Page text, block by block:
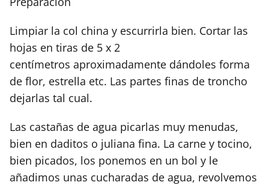
Limpiar la col china y escurrirla bien. Cortar las
hojas en tiras de 5 x 2
centímetros aproximadamente dándoles forma
de flor, estrella etc. Las partes finas de troncho
dejarlas tal cual.
Las castañas de agua picarlas muy menudas,
bien en daditos o juliana fina. La carne y tocino,
bien picados, los ponemos en un bol y le
añadimos unas cucharadas de agua, revolvemos